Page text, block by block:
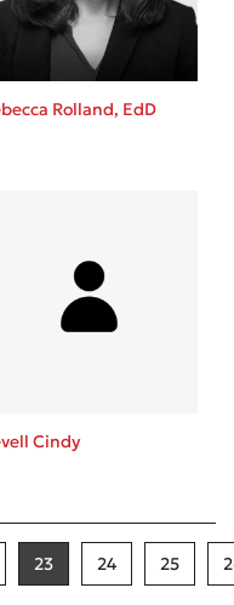
Rolland, EdD
Cindy
23 24 25